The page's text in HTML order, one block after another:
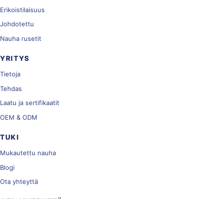
Erikoistilaisuus
Johdotettu
Nauha rusetit
YRITYS
Tietoja
Tehdas
Laatu ja sertifikaatit
OEM & ODM
TUKI
Mukautettu nauha
Blogi
Ota yhteyttä